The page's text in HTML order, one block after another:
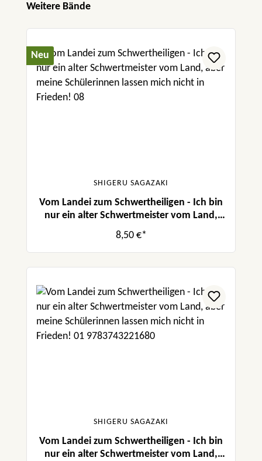
Produktgalerie überspringen
Weitere Bände
Neu
SHIGERU SAGAZAKI
Vom Landei zum Schwertheiligen - Ich bin
nur ein alter Schwertmeister vom Land,
aber meine Schülerinnen lassen mich nicht
in Frieden! 08
8,50 €*
SHIGERU SAGAZAKI
Vom Landei zum Schwertheiligen - Ich bin
nur ein alter Schwertmeister vom Land,